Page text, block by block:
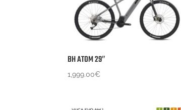
BH ATOM 29″
1,999.00€